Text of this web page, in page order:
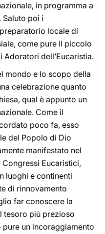
in programma a
Saluto poi i
locale di
come pure il piccolo
dell’Eucaristia.
mondo e lo scopo della
celebrazione quanto
qual è appunto un
Come il
poco fa, esso
del Popolo di Dio
manifestato nel
Congressi Eucaristici,
luoghi e continenti
di rinnovamento
far conoscere la
tesoro più prezioso
pure un incoraggiamento